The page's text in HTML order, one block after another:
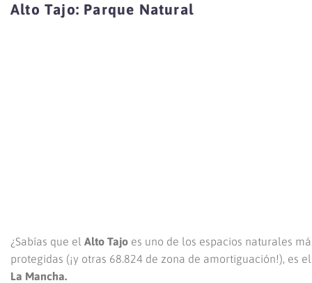
Alto Tajo: Parque Natural
¿Sabías que el Alto Tajo es uno de los espacios naturales
protegidas (¡y otras 68.824 de zona de amortiguación!), es
La Mancha.